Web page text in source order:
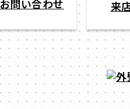
お問い合わせ 来